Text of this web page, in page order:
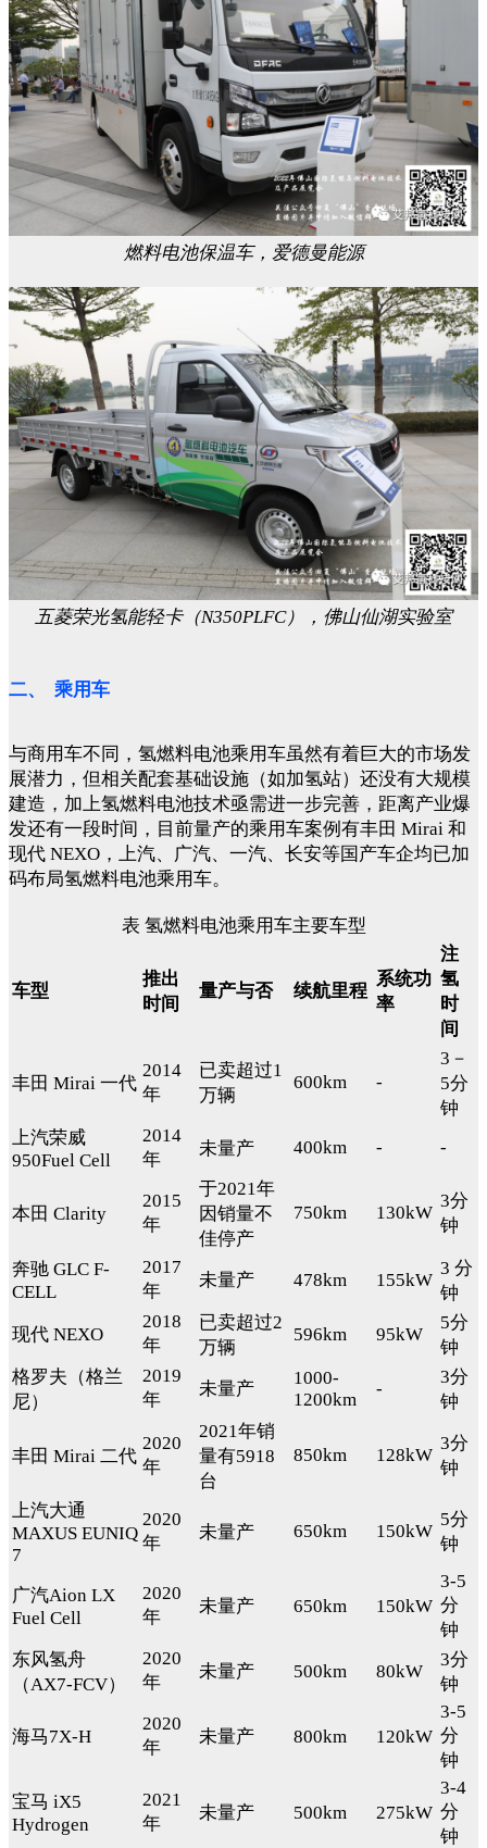
燃料电池保温车，爱德曼能源
五菱荣光氢能轻卡（N350PLFC），佛山仙湖实验室
二、 乘用车
与商用车不同，氢燃料电池乘用车虽然有着巨大的市场发
展潜力，但相关配套基础设施（如加氢站）还没有大规模
建造，加上氢燃料电池技术亟需进一步完善，距离产业爆
发还有一段时间，目前量产的乘用车案例有丰田 Mirai 和
现代 NEXO，上汽、广汽、一汽、长安等国产车企均已加
码布局氢燃料电池乘用车。
表 氢燃料电池乘用车主要车型
车型
推出
时间
量产与否 续航里程
系统功
率
注
氢
时
间
丰田 Mirai 一代
2014
年
已卖超过1
万辆
600km -
3－
5分
钟
上汽荣威
950Fuel Cell
2014
年
未量产 400km - -
本田 Clarity
2015
年
于2021年
因销量不
佳停产
750km 130kW
3分
钟
奔驰 GLC F-
CELL
2017
年
未量产 478km 155kW
3 分
钟
现代 NEXO
2018
年
已卖超过2
万辆
596km 95kW
5分
钟
格罗夫（格兰
尼）
2019
年
未量产
1000-
1200km
-
3分
钟
丰田 Mirai 二代
2020
年
2021年销
量有5918
台
850km 128kW
3分
钟
上汽大通
MAXUS EUNIQ
7
2020
年
未量产 650km 150kW
5分
钟
广汽Aion LX
Fuel Cell
2020
年
未量产 650km 150kW
3-5
分
钟
东风氢舟
（AX7-FCV）
2020
年
未量产 500km 80kW
3分
钟
海马7X-H
2020
年
未量产 800km 120kW
3-5
分
钟
宝马 iX5
Hydrogen
2021
年
未量产 500km 275kW
3-4
分
钟